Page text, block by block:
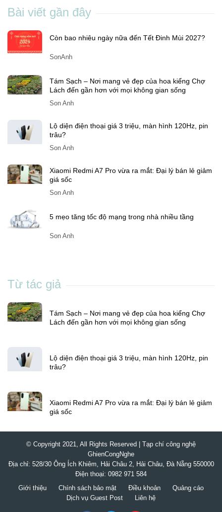
Bài viết gần đây
Còn bao nhiêu ngày nữa đến Tết Đinh Mùi 2027?
SonAnh
Tám Sạch – Nơi mang vẻ đẹp của hoa kiểng Chợ
Lách đến gần hơn với mọi không gian sống
Son Anh
Lộ diện điện thoại giá 3 triệu, màn hình 120Hz, pin
trâu?
Son Anh
Xiaomi Redmi A7 Pro vừa ra mắt: Đại lý bán lẻ giảm
giá sốc
Son Anh
5 mẹo tăng tốc độ mạng trong nhà nhiều tầng
Son Anh
Từ tác giả
Tám Sạch – Nơi mang vẻ đẹp của hoa kiểng Chợ
Lách đến gần hơn với mọi không gian sống
Lộ diện điện thoại giá 3 triệu, màn hình 120Hz, pin
trâu?
Xiaomi Redmi A7 Pro vừa ra mắt: Đại lý bán lẻ giảm
giá sốc
© Copyright 2021, All Rights Reserved | Tạp chí công nghệ
GhienCongNghe
Địa chỉ: 528/30 Ông Ích Khiêm, Hải Châu 2, Hải Châu, Đà Nẵng 550000
Điện thoại: 0982 971 584
Giới thiệu
Chính sách bảo mật Điều khoản
Quảng cáo
Dịch vụ Guest Post
Liên hệ